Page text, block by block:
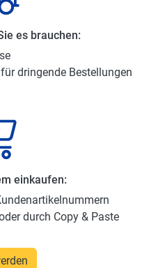
es brauchen:
dringende Bestellungen
einkaufen:
durch Copy & Paste